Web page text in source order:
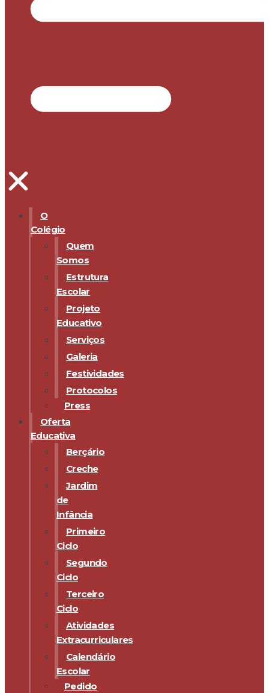
O
Colégio
Quem
Somos
Estrutura
Escolar
Projeto
Educativo
Serviços
Galeria
Festividades
Protocolos
Press
Oferta
Educativa
Berçário
Creche
Jardim
de
Infância
Primeiro
Ciclo
Segundo
Ciclo
Terceiro
Ciclo
Atividades
Extracurriculares
Calendário
Escolar
Pedido